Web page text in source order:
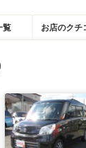
覧 お店のクチ